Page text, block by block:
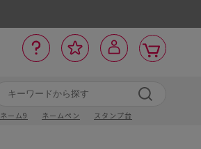
ネーム9 ネームペン スタンプ台
サ
ポ
ト
ー お
気
に
入
り
ロ
グ
イ
ン ト
ー